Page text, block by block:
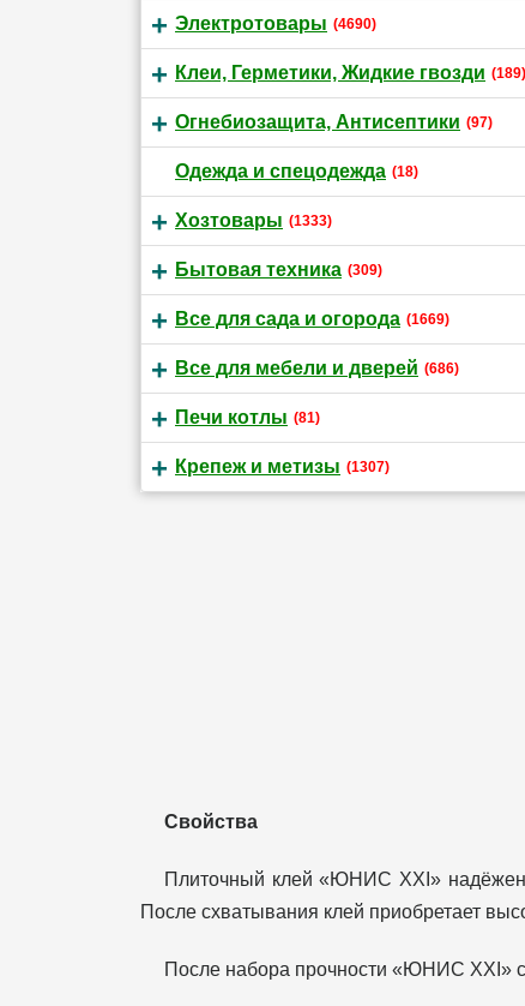
Электротовары (4690)
Клеи, Герметики, Жидкие гвозди (189)
Огнебиозащита, Антисептики (97)
Одежда и спецодежда (18)
Хозтовары (1333)
Бытовая техника (309)
Все для сада и огорода (1669)
Все для мебели и дверей (686)
Печи котлы (81)
Крепеж и метизы (1307)
Свойства
Плиточный клей «ЮНИС XXI» надёжен
После схватывания клей приобретает
После набора прочности «ЮНИС XXI»